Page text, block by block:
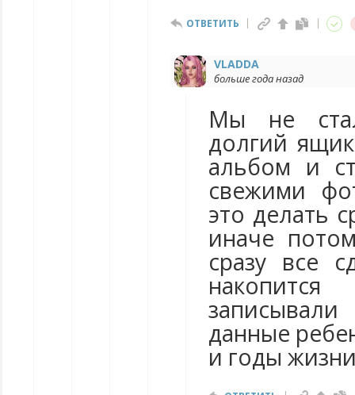
ОТВЕТИТЬ
VLADDA
больше года назад
Мы не
долгий
альбом и
свежими
это делать
иначе
сразу все
данные
и годы